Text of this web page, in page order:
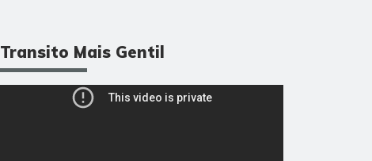
Transito Mais Gentil